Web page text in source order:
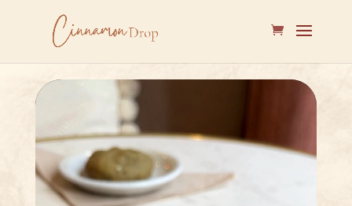
Lecteur
vidéo